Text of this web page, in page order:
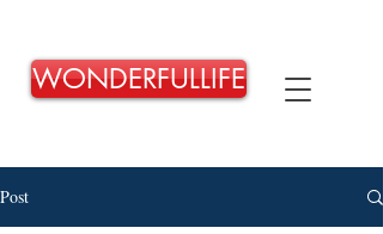
WONDERFULLIFE
Post